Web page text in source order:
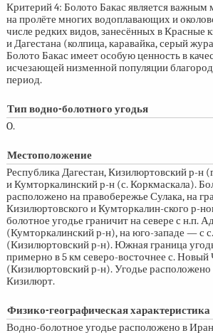
Критерий 4: Болото Бакас является важным
на пролёте многих водоплавающих и
числе редких видов, занесённых в Красные
и Дагестана (колпица, каравайка, серый
Болото Бакас имеет особую ценность в
исчезающей низменной популяции
период.
Тип водно-болотного угодья
O.
Местоположение
Республика Дагестан, Кизилюртовский р-н
и Кумторкалинский р-н (с. Коркмаскала).
расположено на правобережье Сулака, на
Кизилюртовского и Кумторкалин-ского р-
болотное угодье граничит на севере с н.п.
(Кумторкалинский р-н), на юго-западе — с
(Кизилюртовский р-н). Южная граница
примерно в 5 км северо-восточнее с. Новый
(Кизилюртовский р-н). Угодье расположено
Кизилюрт.
Физико-географическая характеристика
Водно-болотное угодье расположено в